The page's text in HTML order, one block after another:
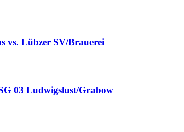
vs. Lübzer SV/Brauerei
03 Ludwigslust/Grabow